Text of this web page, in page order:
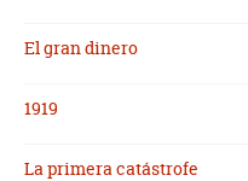
El gran dinero
1919
La primera catástrofe